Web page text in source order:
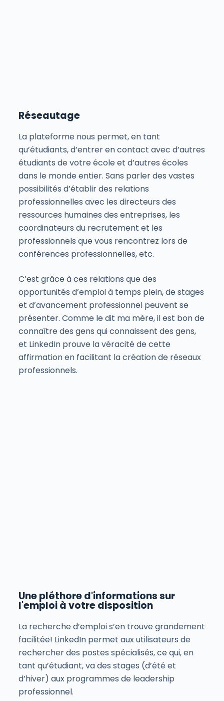
Réseautage
La plateforme nous permet, en tant
qu’étudiants, d’entrer en contact avec d’autres
étudiants de votre école et d’autres écoles
dans le monde entier. Sans parler des vastes
possibilités d’établir des relations
professionnelles avec les directeurs des
ressources humaines des entreprises, les
coordinateurs du recrutement et les
professionnels que vous rencontrez lors de
conférences professionnelles, etc.
C’est grâce à ces relations que des
opportunités d’emploi à temps plein, de stages
et d’avancement professionnel peuvent se
présenter. Comme le dit ma mère, il est bon de
connaître des gens qui connaissent des gens,
et LinkedIn prouve la véracité de cette
affirmation en facilitant la création de réseaux
professionnels.
Une pléthore d'informations sur
l'emploi à votre disposition
La recherche d’emploi s’en trouve grandement
facilitée! LinkedIn permet aux utilisateurs de
rechercher des postes spécialisés, ce qui, en
tant qu’étudiant, va des stages (d’été et
d’hiver) aux programmes de leadership
professionnel.